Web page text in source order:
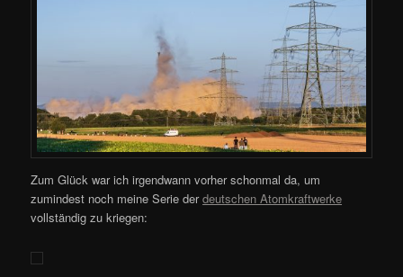
Zum Glück war ich irgendwann vorher schonmal da, um
zumindest noch meine Serie derdeutschen Atomkraftwerke
vollständig zu kriegen: